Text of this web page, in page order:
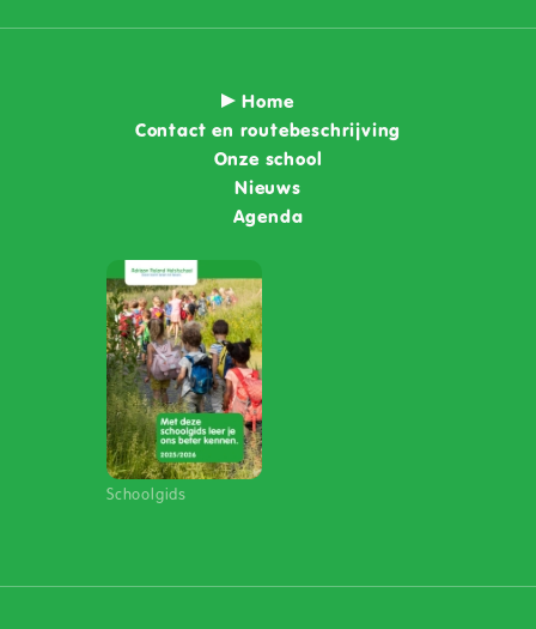
Home
Contact en routebeschrijving
Onze school
Nieuws
Agenda
Schoolgids